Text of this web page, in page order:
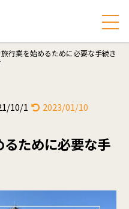
行業を始めるために必要な手続き
10/1 2023/01/10
ために必要な手